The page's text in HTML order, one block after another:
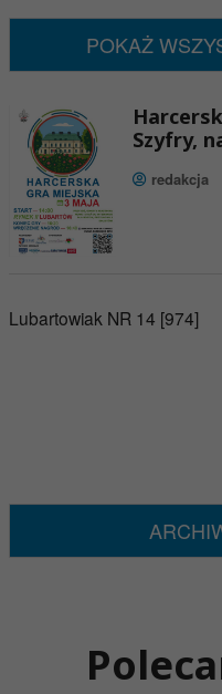
POKAŻ
Szyfry,
redakcja
Lubartowiak NR 14 [974]